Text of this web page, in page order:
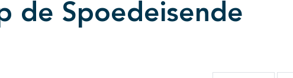
de Spoedeisende